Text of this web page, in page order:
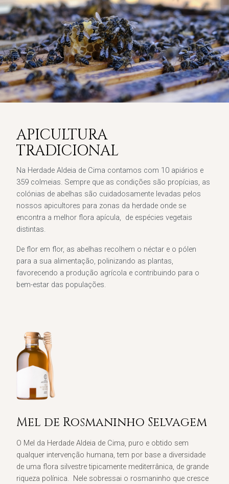
APICULTURA
TRADICIONAL
Na Herdade Aldeia de Cima contamos com 10 apiários e
359 colmeias. Sempre que as condições são propícias, as
colónias de abelhas são cuidadosamente levadas pelos
nossos apicultores para zonas da herdade onde se
encontra a melhor flora apícula, de espécies vegetais
distintas.
De flor em flor, as abelhas recolhem o néctar e o pólen
para a sua alimentação, polinizando as plantas,
favorecendo a produção agrícola e contribuindo para o
bem-estar das populações.
Mel de Rosmaninho Selvagem​
O Mel da Herdade Aldeia de Cima, puro e obtido sem
qualquer intervenção humana, tem por base a diversidade
de uma flora silvestre tipicamente mediterrânica, de grande
riqueza polínica. Nele sobressai o rosmaninho que cresce